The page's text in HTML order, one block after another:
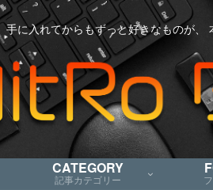
手に入れてからもずっと好きなものが
CATEGORY
記事カテゴリー